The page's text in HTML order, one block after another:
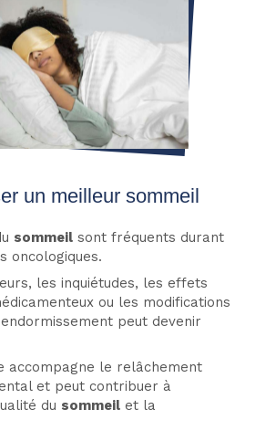
un meilleur sommeil
sommeil sont fréquents durant
oncologiques.
les inquiétudes, les effets
ou les modifications
peut devenir
accompagne le relâchement
et peut contribuer à
du sommeil et la